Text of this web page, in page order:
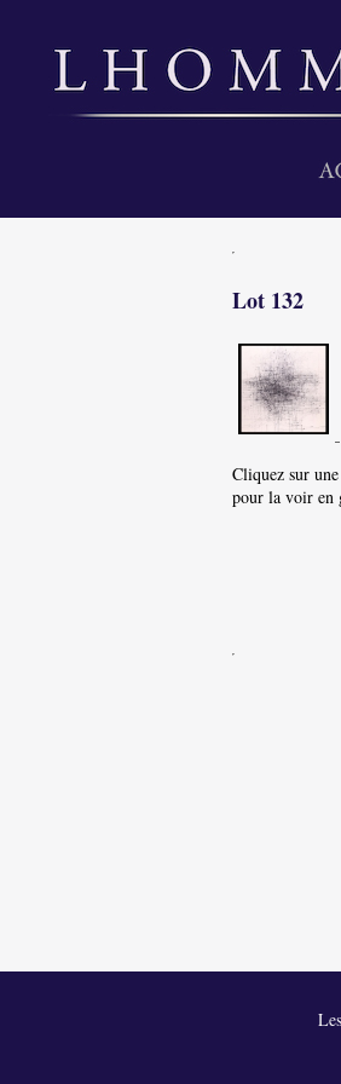
Lot 132
Cliquez sur
pour la voir en